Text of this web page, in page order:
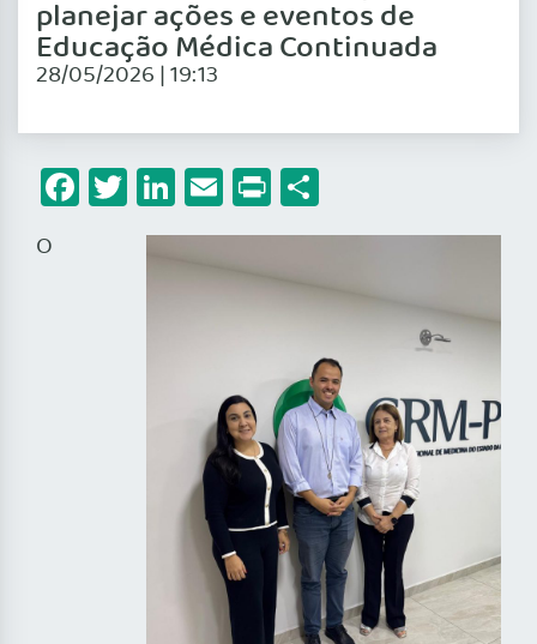
planejar ações e eventos de
Educação Médica Continuada
28/05/2026 | 19:13
Facebook
Twitter
LinkedIn
Email
Print
O